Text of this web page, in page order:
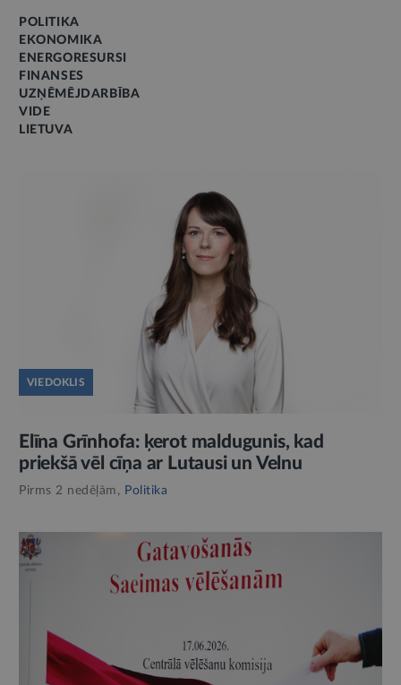
POLITIKA
EKONOMIKA
ENERGORESURSI
FINANSES
UZŅĒMĒJDARBĪBA
VIDE
LIETUVA
VIEDOKLIS
Elīna Grīnhofa: ķerot maldugunis, kad
priekšā vēl cīņa ar Lutausi un Velnu
Pirms 2 nedēļām, Politika